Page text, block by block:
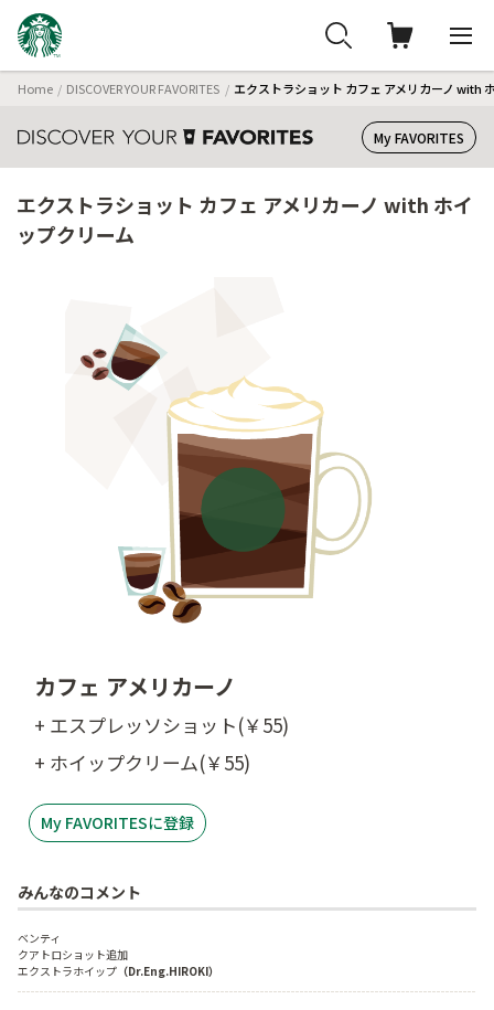
Home DISCOVER YOUR FAVORITES エクストラショット カフェ アメリカーノ with
My FAVORITES
エクストラショット カフェ アメリカーノ with ホイ
ップクリーム
カフェ アメリカーノ
+ エスプレッソショット(￥55)
+ ホイップクリーム(￥55)
My FAVORITESに登録
みんなのコメント
ベンティ
クアトロショット追加
エクストラホイップ （Dr.Eng.HIROKI）